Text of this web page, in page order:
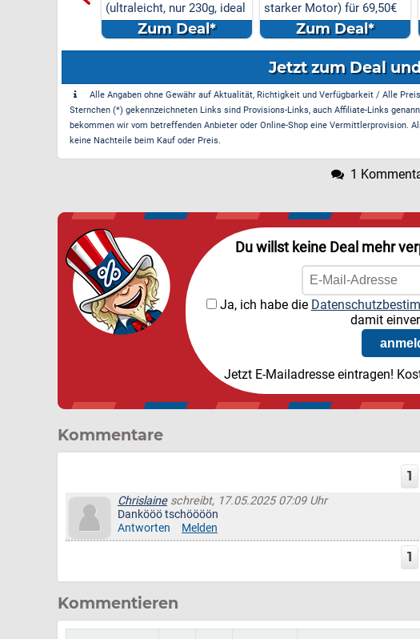
(ultraleicht, nur 230g, ideal
...
Zum Deal*
starker Motor) für 69,50€
Zum Deal*
Jetzt zum Deal
Alle Angaben ohne Gewähr auf Aktualität, Richtigkeit und Verfügbarkeit / Alle
Sternchen (*) gekennzeichneten Links sind Provisions-Links, auch Affiliate-Links
bekommen wir vom betreffenden Anbieter oder Online-Shop eine Vermittlerprovision.
keine Nachteile beim Kauf oder Preis.
1
Du willst keine Deal mehr
Ja, ich habe die
damit
Jetzt E-Mailadresse eintragen!
Kommentare
1
Chrislaineschreibt, 17.05.2025 07:09 Uhr
Dankööö tschöööön
Antworten
Melden
1
Kommentieren